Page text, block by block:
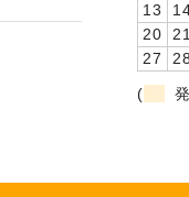
13
20
27
28
(